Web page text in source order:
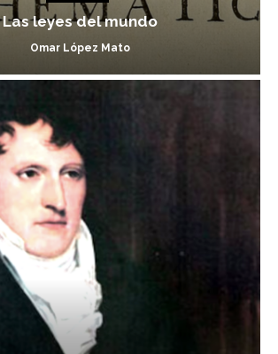
Las leyes del mundo
Omar López Mato